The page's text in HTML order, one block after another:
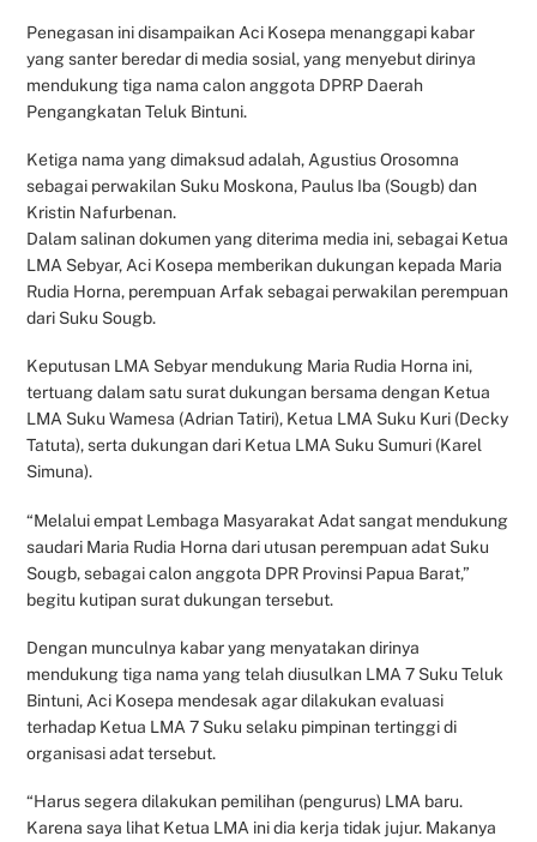
Penegasan ini disampaikan Aci Kosepa menanggapi kabar
yang santer beredar di media sosial, yang menyebut dirinya
mendukung tiga nama calon anggota DPRP Daerah
Pengangkatan Teluk Bintuni.
Ketiga nama yang dimaksud adalah, Agustius Orosomna
sebagai perwakilan Suku Moskona, Paulus Iba (Sougb) dan
Kristin Nafurbenan.
Dalam salinan dokumen yang diterima media ini, sebagai Ketua
LMA Sebyar, Aci Kosepa memberikan dukungan kepada Maria
Rudia Horna, perempuan Arfak sebagai perwakilan perempuan
dari Suku Sougb.
Keputusan LMA Sebyar mendukung Maria Rudia Horna ini,
tertuang dalam satu surat dukungan bersama dengan Ketua
LMA Suku Wamesa (Adrian Tatiri), Ketua LMA Suku Kuri (Decky
Tatuta), serta dukungan dari Ketua LMA Suku Sumuri (Karel
Simuna).
“Melalui empat Lembaga Masyarakat Adat sangat mendukung
saudari Maria Rudia Horna dari utusan perempuan adat Suku
Sougb, sebagai calon anggota DPR Provinsi Papua Barat,”
begitu kutipan surat dukungan tersebut.
Dengan munculnya kabar yang menyatakan dirinya
mendukung tiga nama yang telah diusulkan LMA 7 Suku Teluk
Bintuni, Aci Kosepa mendesak agar dilakukan evaluasi
terhadap Ketua LMA 7 Suku selaku pimpinan tertinggi di
organisasi adat tersebut.
“Harus segera dilakukan pemilihan (pengurus) LMA baru.
Karena saya lihat Ketua LMA ini dia kerja tidak jujur. Makanya